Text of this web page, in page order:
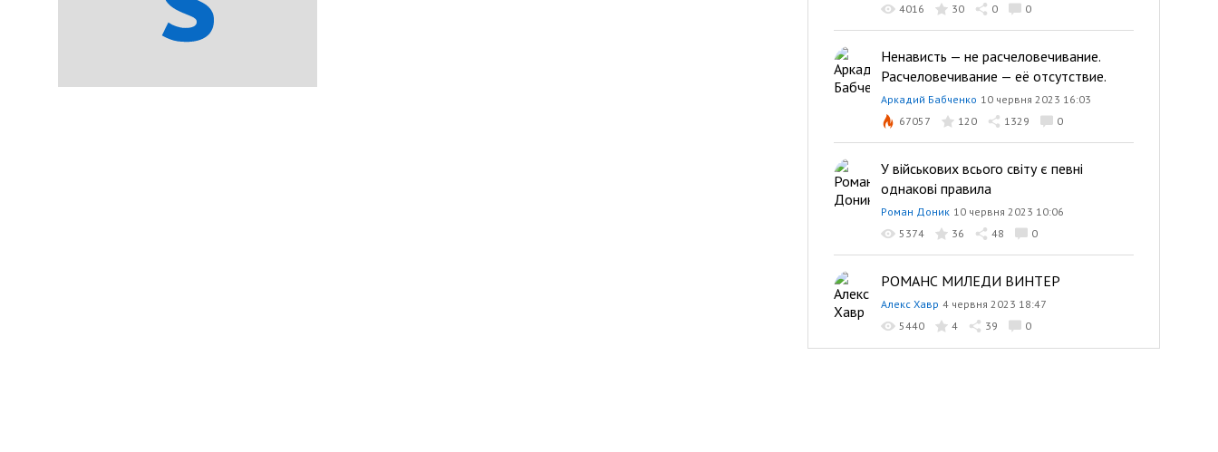
4016
30 0 0
Ненависть — не расчеловечивание.
Расчеловечивание — её отсутствие.
Аркадий Бабченко 10 червня 2023 16:03
67057
120 1329 0
У військових всього світу є певні
однакові правила
Роман Доник 10 червня 2023 10:06
5374
36 48 0
РОМАНС МИЛЕДИ ВИНТЕР
Алекс Хавр 4 червня 2023 18:47
5440
4 39 0